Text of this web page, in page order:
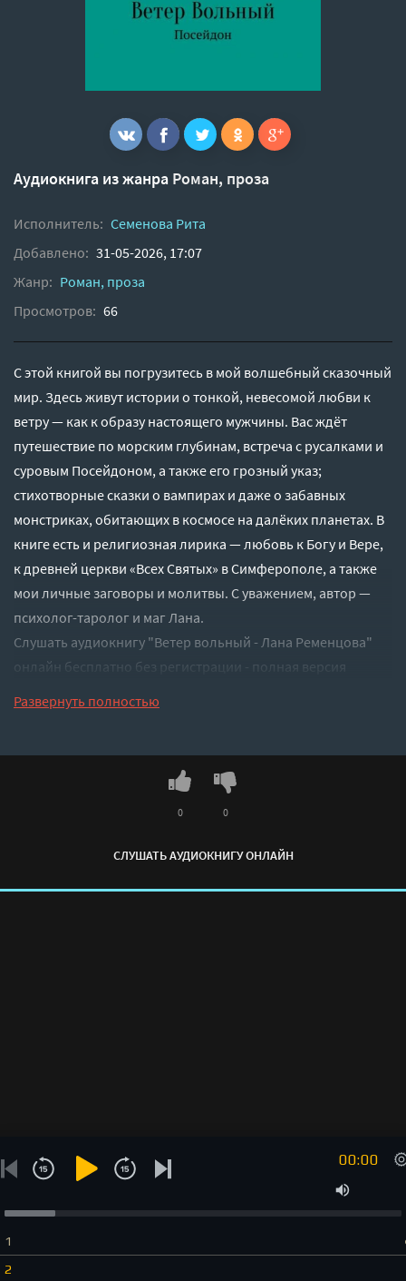
Аудиокнига из жанра Роман, проза
Исполнитель: Семенова Рита
Добавлено: 31-05-2026, 17:07
Жанр: Роман, проза
Просмотров: 66
С этой книгой вы погрузитесь в мой волшебный сказочный
мир. Здесь живут истории о тонкой, невесомой любви к
ветру — как к образу настоящего мужчины. Вас ждёт
путешествие по морским глубинам, встреча с русалками и
суровым Посейдоном, а также его грозный указ;
стихотворные сказки о вампирах и даже о забавных
монстриках, обитающих в космосе на далёких планетах. В
книге есть и религиозная лирика — любовь к Богу и Вере,
к древней церкви «Всех Святых» в Симферополе, а также
мои личные заговоры и молитвы. С уважением, автор —
психолог-таролог и маг Лана.
Слушать аудиокнигу "Ветер вольный - Лана Ременцова"
онлайн бесплатно без регистрации - полная версия
Развернуть полностью
СЛУШАТЬ АУДИОКНИГУ ОНЛАЙН
0 0
00:00
1
2